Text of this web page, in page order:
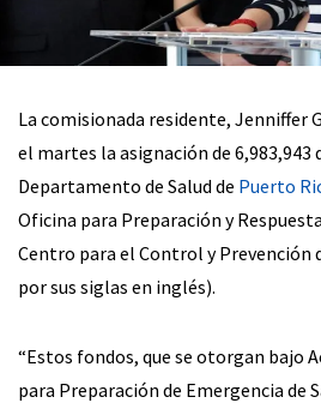
La comisionada residente, Jenniffer
el martes la asignación de 6,983,943
Departamento de Salud de Puerto
Oficina para Preparación y
Centro para el Control y Prevención
por sus siglas en inglés).
“Estos fondos, que se otorgan bajo
para Preparación de Emergencia de